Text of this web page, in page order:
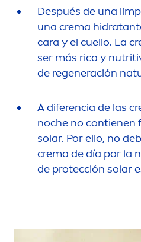
Después de una
una crema
cara y el cuello. La
ser más rica y
de regeneración
A diferencia de las
noche no contienen
solar. Por ello, no
crema de día por la
de protección solar